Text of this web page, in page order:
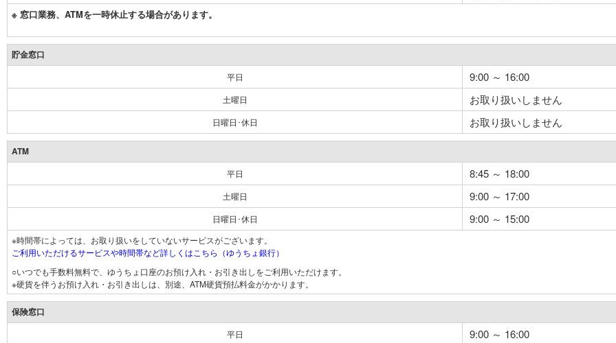
※ 窓口業務、ATMを一時休止する場合があります。
貯金窓口
平日 9:00 ～ 16:00
土曜日 お取り扱いしません
日曜日･休日 お取り扱いしません
ATM
平日 8:45 ～ 18:00
土曜日 9:00 ～ 17:00
日曜日･休日 9:00 ～ 15:00
※時間帯によっては、お取り扱いをしていないサービスがございます。
ご利用いただけるサービスや時間帯など詳しくはこちら（ゆうちょ銀行）
○いつでも手数料無料で、ゆうちょ口座のお預け入れ・お引き出しをご利用いただけます。
※硬貨を伴うお預け入れ・お引き出しは、別途、ATM硬貨預払料金がかかります。
保険窓口
平日 9:00 ～ 16:00